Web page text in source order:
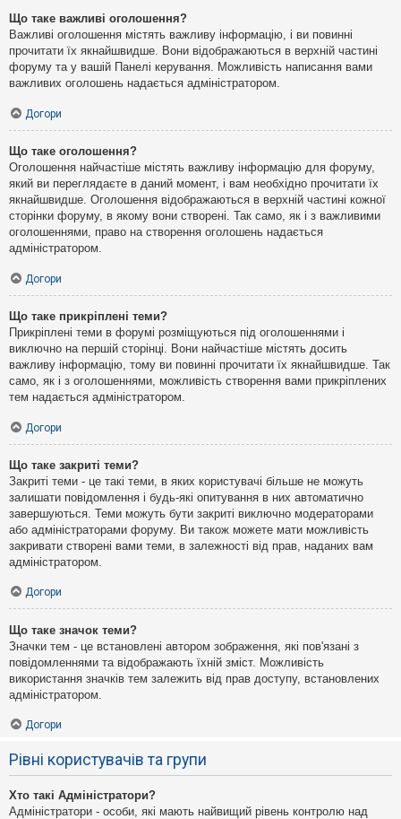
Що таке важливі оголошення?
Важливі оголошення містять важливу інформацію, і ви повинні
прочитати їх якнайшвидше. Вони відображаються в верхній частині
форуму та у вашій Панелі керування. Можливість написання вами
важливих оголошень надається адміністратором.
Догори
Що таке оголошення?
Оголошення найчастіше містять важливу інформацію для форуму,
який ви переглядаєте в даний момент, і вам необхідно прочитати їх
якнайшвидше. Оголошення відображаються в верхній частині кожної
сторінки форуму, в якому вони створені. Так само, як і з важливими
оголошеннями, право на створення оголошень надається
адміністратором.
Догори
Що таке прикріплені теми?
Прикріплені теми в форумі розміщуються під оголошеннями і
виключно на першій сторінці. Вони найчастіше містять досить
важливу інформацію, тому ви повинні прочитати їх якнайшвидше. Так
само, як і з оголошеннями, можливість створення вами прикріплених
тем надається адміністратором.
Догори
Що таке закриті теми?
Закриті теми - це такі теми, в яких користувачі більше не можуть
залишати повідомлення і будь-які опитування в них автоматично
завершуються. Теми можуть бути закриті виключно модераторами
або адміністраторами форуму. Ви також можете мати можливість
закривати створені вами теми, в залежності від прав, наданих вам
адміністратором.
Догори
Що таке значок теми?
Значки тем - це встановлені автором зображення, які пов'язані з
повідомленнями та відображають їхній зміст. Можливість
використання значків тем залежить від прав доступу, встановлених
адміністратором.
Догори
Рівні користувачів та групи
Хто такі Адміністратори?
Адміністратори - особи, які мають найвищий рівень контролю над